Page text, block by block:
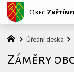
Úřední deska
Záměry
Obec